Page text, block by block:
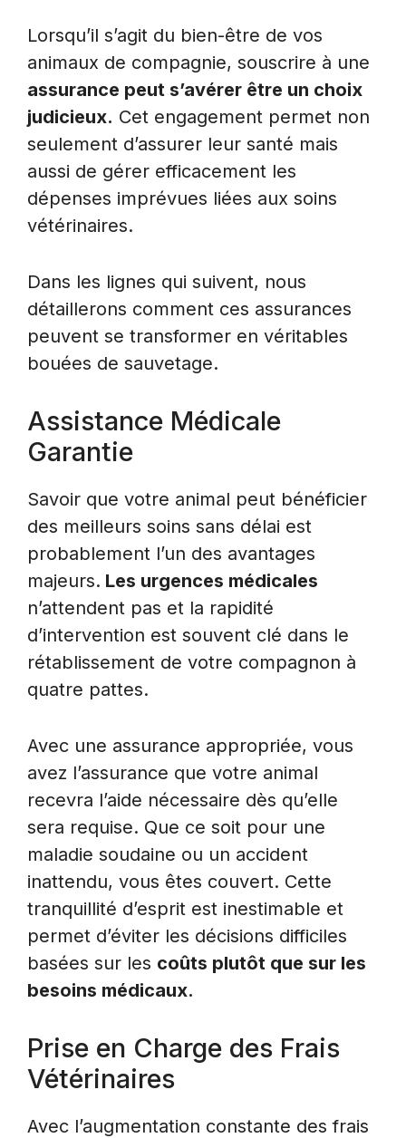
Lorsqu’il s’agit du bien-être de vos
animaux de compagnie, souscrire à une
assurance peut s’avérer être un choix
judicieux. Cet engagement permet non
seulement d’assurer leur santé mais
aussi de gérer efficacement les
dépenses imprévues liées aux soins
vétérinaires.
Dans les lignes qui suivent, nous
détaillerons comment ces assurances
peuvent se transformer en véritables
bouées de sauvetage.
Assistance Médicale
Garantie
Savoir que votre animal peut bénéficier
des meilleurs soins sans délai est
probablement l’un des avantages
majeurs. Les urgences médicales
n’attendent pas et la rapidité
d’intervention est souvent clé dans le
rétablissement de votre compagnon à
quatre pattes.
Avec une assurance appropriée, vous
avez l’assurance que votre animal
recevra l’aide nécessaire dès qu’elle
sera requise. Que ce soit pour une
maladie soudaine ou un accident
inattendu, vous êtes couvert. Cette
tranquillité d’esprit est inestimable et
permet d’éviter les décisions difficiles
basées sur les coûts plutôt que sur les
besoins médicaux.
Prise en Charge des Frais
Vétérinaires
Avec l’augmentation constante des frais